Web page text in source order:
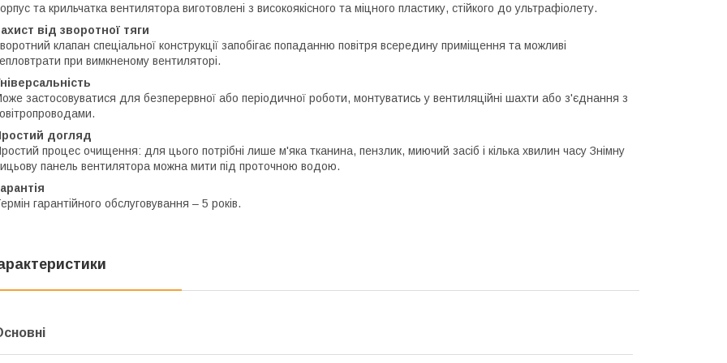
та крильчатка вентилятора виготовлені з високоякісного та міцного пластику, стійкого до ультрафіолету.
від зворотної тяги
клапан спеціальної конструкції запобігає попаданню повітря всередину приміщення та можливі
при вимкненому вентиляторі.
застосовуватися для безперервної або періодичної роботи, монтуватись у вентиляційні шахти або з'єднання з
догляд
процес очищення: для цього потрібні лише м'яка тканина, пензлик, миючий засіб і кілька хвилин часу Знімну
панель вентилятора можна мити під проточною водою.
гарантійного обслуговування – 5 років.